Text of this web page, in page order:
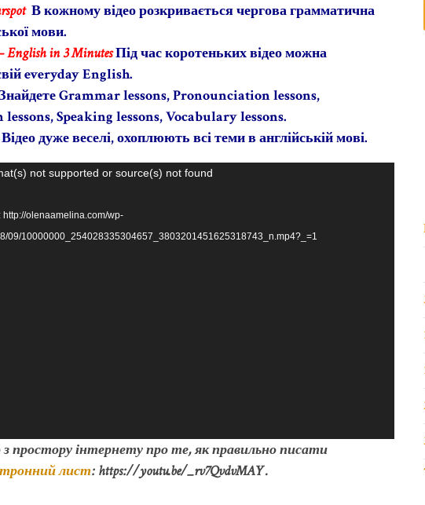
В кожному відео розкривається чергова грамматична
мови.
English in 3 MinutesПід час коротеньких відео можна
everyday English.
Grammar lessons, Pronounciation lessons,
Speaking lessons, Vocabulary lessons.
Відео дуже веселі, охоплюють всі теми в англійській мові.
not supported or source(s) not found
olenaamelina.com/wp-
09/10000000_254028335304657_3803201451625318743_n.mp4?_=1
з простору інтернету про те, як правильно писати
лист: https://youtu.be/_rv7QvdvMAY .